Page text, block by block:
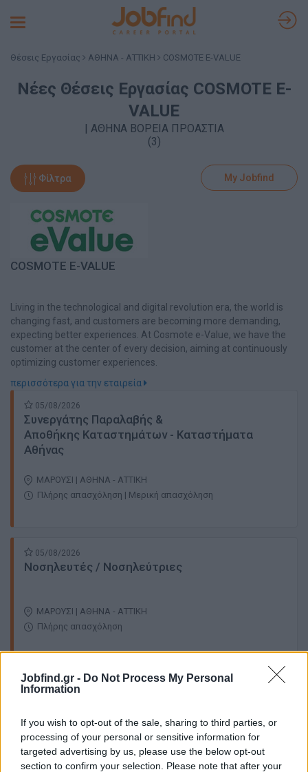
Jobfind.gr - Do Not Process My Personal
Information
If you wish to opt-out of the sale, sharing to third parties, or
processing of your personal or sensitive information for
targeted advertising by us, please use the below opt-out
section to confirm your selection. Please note that after your
Toggle
Θέσεις Εργασίας ΑΘΗΝΑ - ΑΤΤΙΚΗ COSMOTE E-VALUE
Νέες Θέσεις Εργασίας COSMOTE E-
VALUE
| ΑΘΗΝΑ ΒΟΡΕΙΑ ΠΡΟΑΣΤΙΑ
(3)
Φίλτρα My Jobfind
COSMOTE E-VALUE
Living in the technological and digital revolution era, the world is
changing fast, and customers are becoming more demanding,
expecting better experiences. At Cosmote e-Value, we have the
customer at the center of every decision, aiming at continuously
optimizing customer experiences.
περισσότερα για την εταιρεία
05/08/2026
Συνεργάτης Παραλαβής &
Αποθήκης Καταστημάτων - Καταστήματα
Αθήνας
ΜΑΡΟΥΣΙ | ΑΘΗΝΑ - ΑΤΤΙΚΗ
Πλήρης απασχόληση | Μερική απασχόληση
05/08/2026
Νοσηλευτές / Νοσηλεύτριες
ΜΑΡΟΥΣΙ | ΑΘΗΝΑ - ΑΤΤΙΚΗ
Πλήρης απασχόληση
05/08/2026
ΚΗΦΙΣΙΑ | ΑΘΗΝΑ - ΑΤΤΙΚΗ
Πλήρης απασχόληση